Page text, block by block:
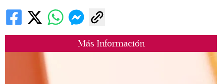
Más Información